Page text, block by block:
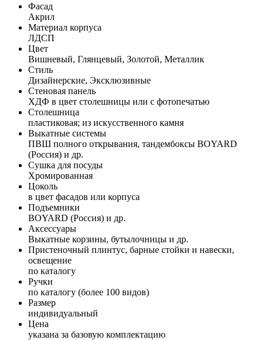
Фасад
Акрил
Материал корпуса
ЛДСП
Цвет
Вишневый, Глянцевый, Золотой, Металлик
Стиль
Дизайнерские, Эксклюзивные
Стеновая панель
ХДФ в цвет столешницы или с фотопечатью
Столешница
пластиковая; из искусственного камня
Выкатные системы
ПВШ полного открывания, тандембоксы BOYARD
(Россия) и др.
Сушка для посуды
Хромированная
Цоколь
в цвет фасадов или корпуса
Подъемники
BOYARD (Россия) и др.
Аксессуары
Выкатные корзины, бутылочницы и др.
Пристеночный плинтус, барные стойки и навески,
освещение
по каталогу
Ручки
по каталогу (более 100 видов)
Размер
индивидуальный
Цена
указана за базовую комплектацию